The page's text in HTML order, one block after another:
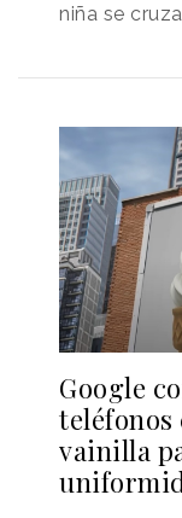
niña se
Google
teléfonos
vainilla